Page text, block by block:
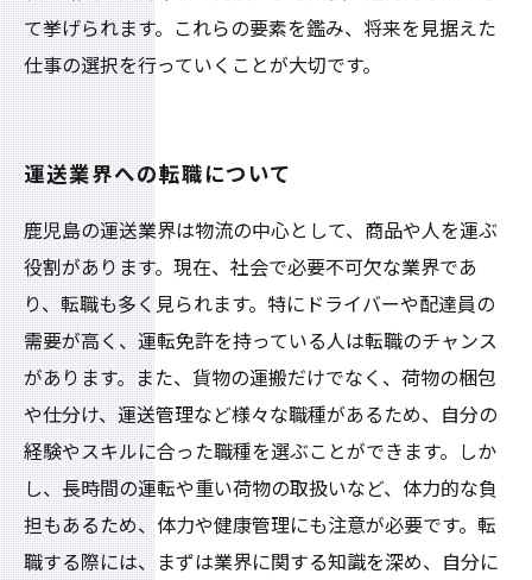
て挙げられます。これらの要素を鑑み、将来を見据えた
仕事の選択を行っていくことが大切です。
運送業界への転職について
鹿児島の運送業界は物流の中心として、商品や人を運ぶ
役割があります。現在、社会で必要不可欠な業界であ
り、転職も多く見られます。特にドライバーや配達員の
需要が高く、運転免許を持っている人は転職のチャンス
があります。また、貨物の運搬だけでなく、荷物の梱包
や仕分け、運送管理など様々な職種があるため、自分の
経験やスキルに合った職種を選ぶことができます。しか
し、長時間の運転や重い荷物の取扱いなど、体力的な負
担もあるため、体力や健康管理にも注意が必要です。転
職する際には、まずは業界に関する知識を深め、自分に